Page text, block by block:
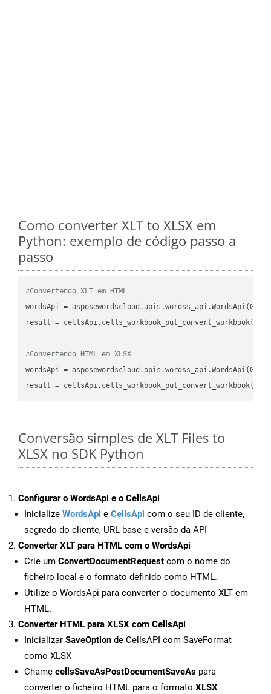
Como converter XLT to XLSX em
Python: exemplo de código passo a
passo
#Convertendo XLT em HTML
wordsApi =
result =
#Convertendo HTML em XLSX
wordsApi =
result =
Conversão simples de XLT Files to
XLSX no SDK Python
Configurar o WordsApi e o CellsApi
Inicialize WordsApi e CellsApi com o seu ID de cliente,
segredo do cliente, URL base e versão da API
Converter XLT para HTML com o WordsApi
Crie um ConvertDocumentRequest com o nome do
ficheiro local e o formato definido como HTML.
Utilize o WordsApi para converter o documento XLT em
HTML.
Converter HTML para XLSX com CellsApi
Inicializar SaveOption de CellsAPI com SaveFormat
como XLSX
Chame cellsSaveAsPostDocumentSaveAs para
converter o ficheiro HTML para o formato XLSX